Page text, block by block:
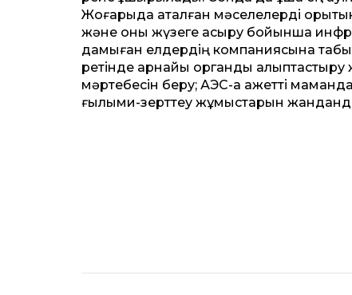
Жоғарыда аталған мәселелерді
және оны жүзеге асыру бойынша
дамыған елдердің компаниясына
ретінде арнайы органды
мәртебесін беру; АЭС-қа қажетті
ғылыми-зерттеу жұмыстарын